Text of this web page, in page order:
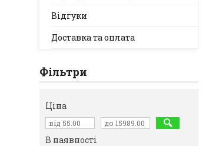
Відгуки
Доставка та оплата
Фільтри
Ціна
В наявності